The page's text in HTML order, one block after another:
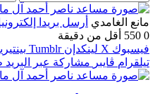
مانع الغامدي أرسل بريدا
0
أقل من دقيقة
فيسبوك ‫X لينكدإن
تيلقرام ڤايبر مشاركة عبر البريد